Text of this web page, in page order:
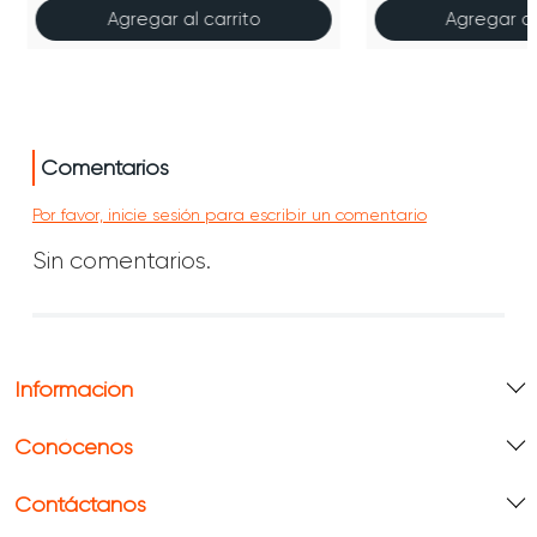
Agregar al carrito Agregar
Comentarios
Por favor, inicie sesión para escribir un comentario
Sin comentarios.
Información
Conócenos
Contáctanos